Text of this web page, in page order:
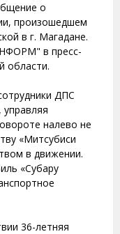
о
произошедшем
в г. Магадане.
в пресс-
области.
ДПС
налево не
«Митсубиси
в движении.
«Субару
36-летняя